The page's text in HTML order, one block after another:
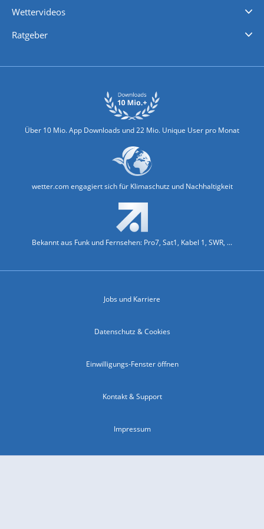
Wettervideos
Ratgeber
Über 10 Mio. App Downloads und 22 Mio. Unique User pro Monat
wetter.com engagiert sich für Klimaschutz und Nachhaltigkeit
Bekannt aus Funk und Fernsehen: Pro7, Sat1, Kabel 1, SWR, ...
Jobs und Karriere
Datenschutz & Cookies
Einwilligungs-Fenster öffnen
Kontakt & Support
Impressum